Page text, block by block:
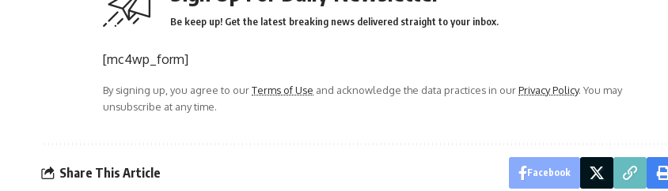
Be keep up! Get the latest breaking news delivered straight to your inbox.
[mc4wp_form]
By signing up, you agree to ourTerms of Use and acknowledge the data practices in ourPrivacy Policy. You may
unsubscribe at any time.
Share This Article Facebook